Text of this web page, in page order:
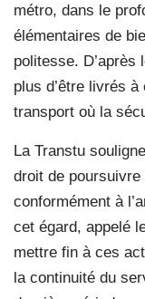
métro, dans le
élémentaires de
politesse. D’après
plus d’être livrés
transport où la
La Transtu souligne
droit de
conformément à
cet égard, appelé
mettre fin à ces
la continuité du